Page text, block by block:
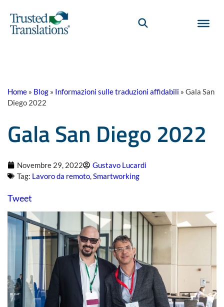
Home » Blog » Informazioni sulle traduzioni affidabili » Gala San
Diego 2022
Gala San Diego 2022
Novembre 29, 2022
Gustavo Lucardi
Tag: Lavoro da remoto,Smartworking
Tweet